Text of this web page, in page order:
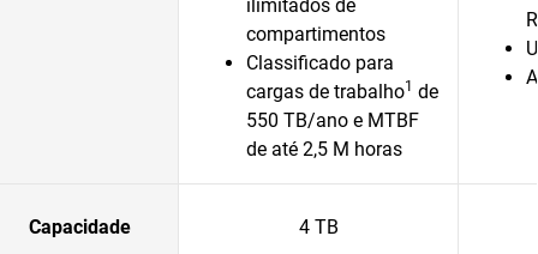
ilimitados de
compartimentos
Classificado para
cargas de trabalho1 de
550 TB/ano e MTBF
de até 2,5 M horas
Capacidade 4 TB